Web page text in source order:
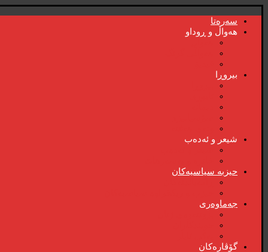
سەرەتا
هەواڵ و ڕوداو
بیروڕا
شیعر و ئەدەب
حیزبە سیاسیەکان
جەماوەری
گۆڤارەکان